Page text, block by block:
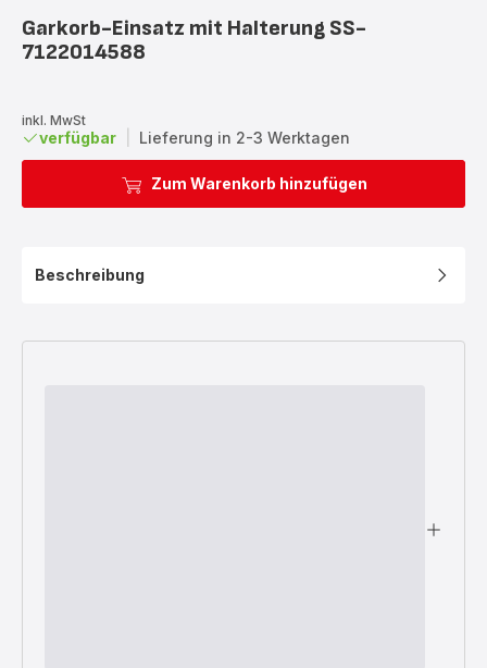
Garkorb-Einsatz mit Halterung SS-
7122014588
inkl. MwSt
verfügbar Lieferung in 2-3 Werktagen
Zum Warenkorb hinzufügen
Beschreibung